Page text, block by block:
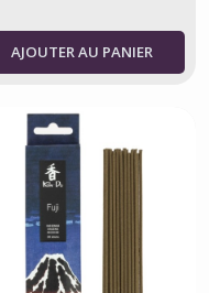
AJOUTER AU PANIER